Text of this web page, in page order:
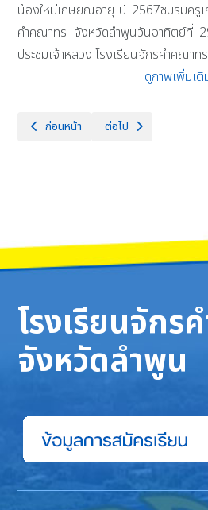
น้องใหม่เกษียณอายุ ปี 2567ชมรมครูเ
คำคณาทร จังหวัดลำพูนวันอาทิตย์
ประชุมเจ้าหลวง โรงเรียนจักรคำคณา
ดูภาพเพิ่มเติ
เนื้อหาก่อนหน้า: วันศุกร์ที่ 4 ตุลาคม
ก่อนหน้า เนื้อหาถัดไป: วันพฤหัส
ต่อไป
โรงเรียนจักร
จังหวัดลำพูน